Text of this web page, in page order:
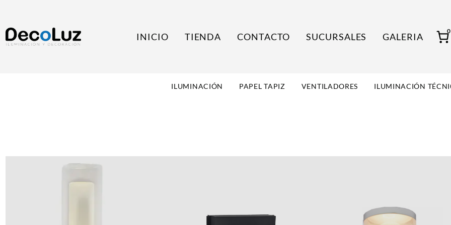
INICIO TIENDA CONTACTO SUCURSALES GALERIA
0
ILUMINACIÓN PAPEL TAPIZ VENTILADORES ILUMINACIÓN